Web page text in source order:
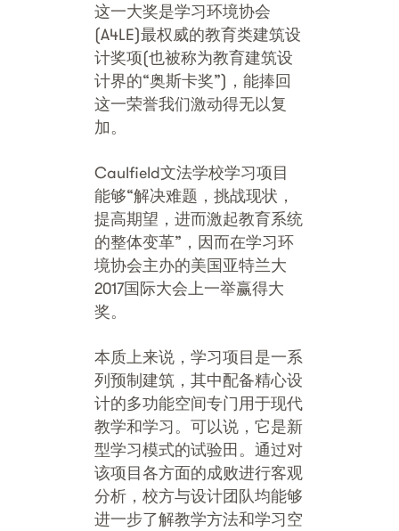
这一大奖是学习环境协会
(A4LE)最权威的教育类建筑设
计奖项(也被称为教育建筑设
计界的“奥斯卡奖”)，能捧回
这一荣誉我们激动得无以复
加。
Caulfield文法学校学习项目
能够“解决难题，挑战现状，
提高期望，进而激起教育系统
的整体变革”，因而在学习环
境协会主办的美国亚特兰大
2017国际大会上一举赢得大
奖。
本质上来说，学习项目是一系
列预制建筑，其中配备精心设
计的多功能空间专门用于现代
教学和学习。可以说，它是新
型学习模式的试验田。通过对
该项目各方面的成败进行客观
分析，校方与设计团队均能够
进一步了解教学方法和学习空